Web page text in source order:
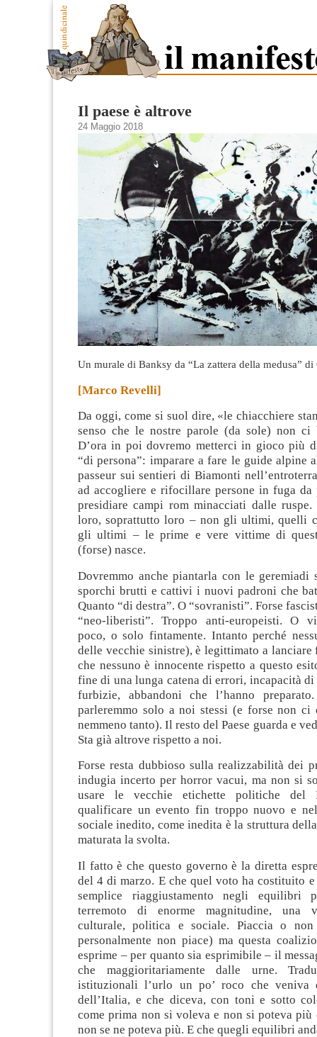
Il paese è altrove
24 Maggio 2018
Un murale di Banksy da “La zattera della medusa” di
[Marco Revelli]
Da oggi, come si suol dire, «le chiacchiere
senso che le nostre parole (da sole) non ci
D’ora in poi dovremo metterci in gioco più
“di persona”: imparare a fare le guide alpine
passeur sui sentieri di Biamonti
ad accogliere e rifocillare persone in fuga da
presidiare campi rom minacciati dalle ruspe.
loro, soprattutto loro – non gli ultimi, quelli
gli ultimi – le prime e vere vittime di
(forse) nasce.
Dovremmo anche piantarla con le geremiadi
sporchi brutti e cattivi i nuovi padroni che
Quanto “di destra”. O “sovranisti”. Forse
“neo-liberisti”. Troppo anti-europeisti. O
poco, o solo fintamente. Intanto perché
delle vecchie sinistre), è legittimato a lanciare
che nessuno è innocente rispetto a questo
fine di una lunga catena di errori, incapacità
furbizie, abbandoni che l’hanno
parleremmo solo a noi stessi (e forse non ci
nemmeno tanto). Il resto del Paese guarda e
Sta già altrove rispetto a noi.
Forse resta dubbioso sulla realizzabilità dei
indugia incerto per horror vacui, ma non si
usare le vecchie etichette politiche del
qualificare un evento fin troppo nuovo e
sociale inedito, come inedita è la struttura
maturata la svolta.
Il fatto è che questo governo è la diretta
del 4 di marzo. E che quel voto ha costituito
semplice riaggiustamento negli equilibri
terremoto di enorme magnitudine, una
culturale, politica e sociale. Piaccia o
personalmente non piace) ma questa
esprime – per quanto sia esprimibile – il
che maggioritariamente dalle urne.
istituzionali l’urlo un po’ roco che veniva
dell’Italia, e che diceva, con toni e sotto
come prima non si voleva e non si poteva più
non se ne poteva più. E che quegli equilibri